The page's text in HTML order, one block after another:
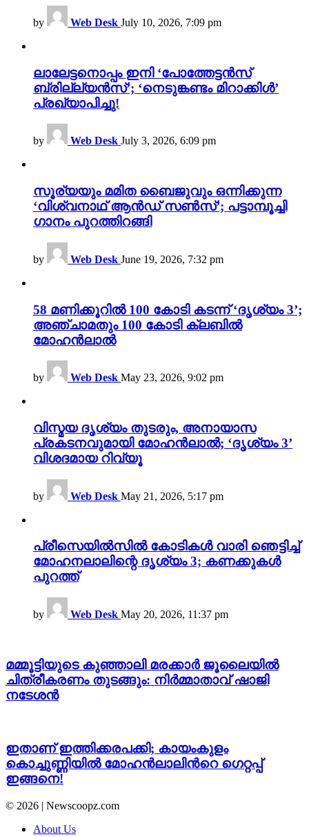
by Web Desk July 10, 2026, 7:09 pm
ലാലേട്ടനൊപ്പം ഇനി ‘പോത്തേട്ടൻസ്
ബ്രില്ല്യൻസ്’; ‘നെടുങ്കണ്ടം മിറാക്കിൾ’
പ്രഖ്യാപിച്ചു!
by Web Desk July 3, 2026, 6:09 pm
സൂര്യയും മമിത ബൈജുവും ഒന്നിക്കുന്ന
‘വിശ്വനാഥ് ആൻഡ് സൺസ്’; പട്ടാമ്പൂച്ചി
ഗാനം പുറത്തിറങ്ങി
by Web Desk June 19, 2026, 7:32 pm
58 മണിക്കൂറിൽ 100 കോടി കടന്ന് ‘ദൃശ്യം 3’;
അഞ്ചാമതും 100 കോടി ക്ലബിൽ
മോഹൻലാൽ
by Web Desk May 23, 2026, 9:02 pm
വിസ്മയ ദൃശ്യം തുടരും, അനായാസ
പ്രകടനവുമായി മോഹൻലാൽ; ‘ദൃശ്യം 3’
വിശദമായ റിവ്യൂ
by Web Desk May 21, 2026, 5:17 pm
പ്രീസെയിൽസിൽ കോടികൾ വാരി ഞെട്ടിച്ച്
മോഹനലാലിന്റെ ദൃശ്യം 3; കണക്കുകൾ
പുറത്ത്
by Web Desk May 20, 2026, 11:37 pm
മമ്മൂട്ടിയുടെ കുഞ്ഞാലി മരക്കാർ ജൂലൈയിൽ
ചിത്രീകരണം തുടങ്ങും: നിർമ്മാതാവ് ഷാജി
നടേശൻ
ഇതാണ് ഇത്തിക്കരപക്കി; കായംകുളം
കൊച്ചുണ്ണിയിൽ മോഹൻലാലിന്‍റെ ഗെറ്റപ്പ്
ഇങ്ങനെ!
© 2026 | Newscoopz.com
About Us